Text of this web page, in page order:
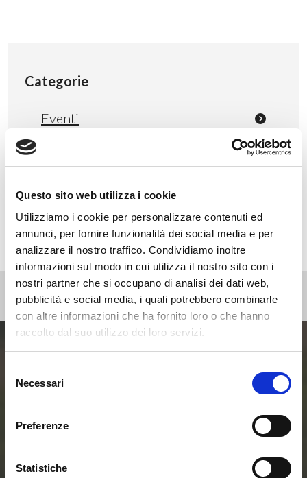
Questo sito web utilizza i cookie
Utilizziamo i cookie per personalizzare contenuti ed
annunci, per fornire funzionalità dei social media e per
analizzare il nostro traffico. Condividiamo inoltre
informazioni sul modo in cui utilizza il nostro sito con i
nostri partner che si occupano di analisi dei dati web,
pubblicità e social media, i quali potrebbero combinarle
con altre informazioni che ha fornito loro o che hanno
raccolto dal suo utilizzo dei loro servizi.
delNecessari
Preferenze
Statistiche
Categorie
Eventi
Webinar